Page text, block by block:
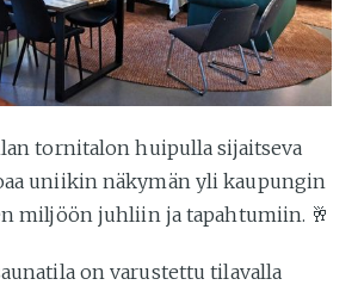
tornitalon huipulla sijaitseva
uniikin näkymän yli kaupungin
miljöön juhliin ja tapahtumiin. 🥂
on varustettu tilavalla